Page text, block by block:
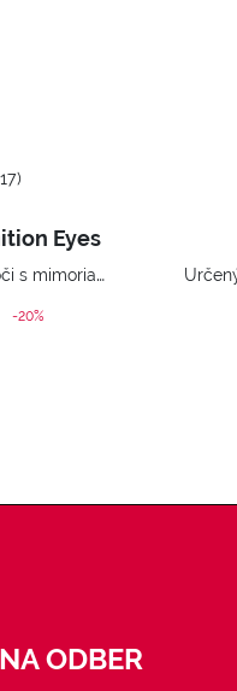
17
Eyes
Automatická ceruzka na oči s mimoriadnou trvácnosťou. Waterproof.
from
-20%
ODBER